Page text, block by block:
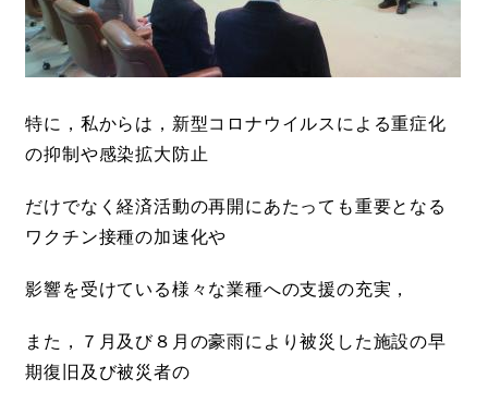
特に，私からは，新型コロナウイルスによる重症化
の抑制や感染拡大防止
だけでなく経済活動の再開にあたっても重要となる
ワクチン接種の加速化や
影響を受けている様々な業種への支援の充実，
また，７月及び８月の豪雨により被災した施設の早
期復旧及び被災者の